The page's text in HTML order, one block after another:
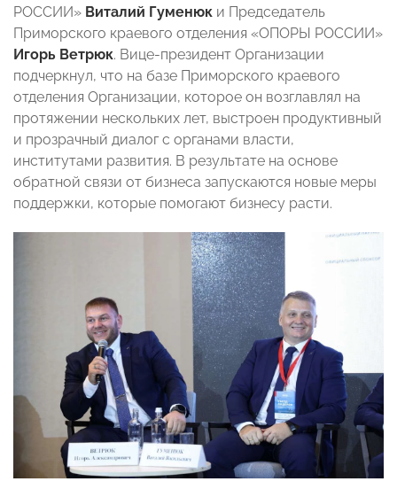
РОССИИ» Виталий Гуменюк и Председатель
Приморского краевого отделения «ОПОРЫ РОССИИ»
Игорь Ветрюк. Вице-президент Организации
подчеркнул, что на базе Приморского краевого
отделения Организации, которое он возглавлял на
протяжении нескольких лет, выстроен продуктивный
и прозрачный диалог с органами власти,
институтами развития. В результате на основе
обратной связи от бизнеса запускаются новые меры
поддержки, которые помогают бизнесу расти.